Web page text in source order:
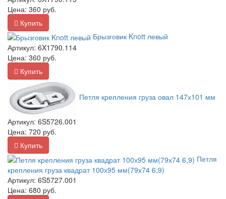
Цена: 360 руб.
Купить
Брызговик Knott левый
Артикул: 6X1790.114
Цена: 360 руб.
Купить
Петля крепления груза овал 147х101 мм
Артикул: 6S5726.001
Цена: 720 руб.
Купить
Петля
крепления груза квадрат 100х95 мм(79х74 6,9)
Артикул: 6S5727.001
Цена: 680 руб.